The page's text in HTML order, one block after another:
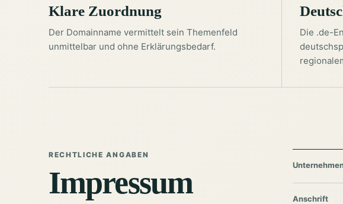
Klare Zuordnung
Der Domainname vermittelt sein Themenfeld
unmittelbar und ohne Erklärungsbedarf.
Die .de-
RECHTLICHE ANGABEN
Impressum Anschrift